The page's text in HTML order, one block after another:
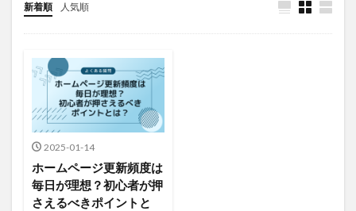
新着順 人気順
2025-01-14
ホームページ更新頻度は
毎日が理想？初心者が押
さえるべきポイントと